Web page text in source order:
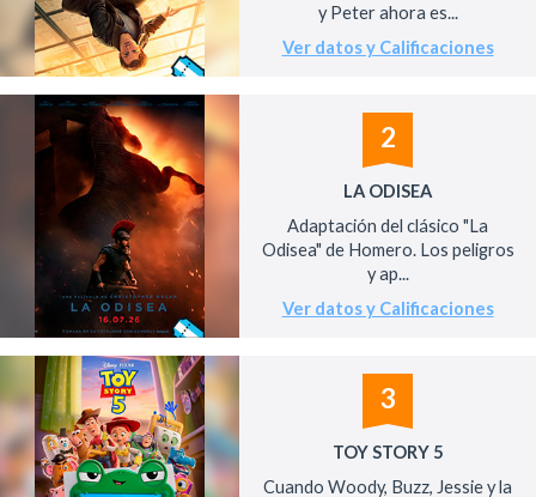
y Peter ahora es...
Ver datos y Calificaciones
2
LA ODISEA
Adaptación del clásico "La
Odisea" de Homero. Los peligros
y ap...
Ver datos y Calificaciones
3
TOY STORY 5
Cuando Woody, Buzz, Jessie y la